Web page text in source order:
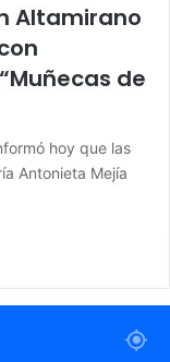
Altamirano
de
hoy que las
Antonieta Mejía